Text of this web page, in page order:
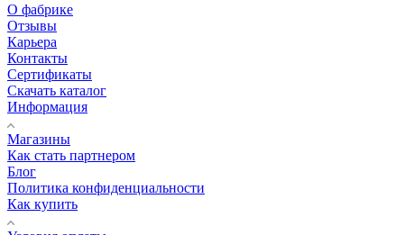
О фабрике
Отзывы
Карьера
Контакты
Сертификаты
Скачать каталог
Информация
Магазины
Как стать партнером
Блог
Политика конфиденциальности
Как купить